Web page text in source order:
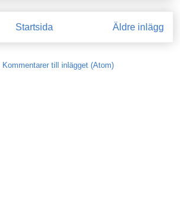
Äldre inlägg
Startsida
Kommentarer till inlägget (Atom)